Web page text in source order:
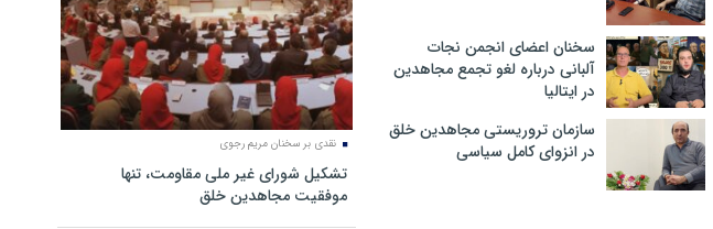
سخنان اعضای انجمن نجات
آلبانی درباره لغو تجمع مجاهدین
در ایتالیا
سازمان تروریستی مجاهدین خلق
در انزوای کامل سیاسی
نقدی بر سخنان مریم رجوی
تشکیل شورای غیر ملی مقاومت، تنها
موفقیت مجاهدین خلق